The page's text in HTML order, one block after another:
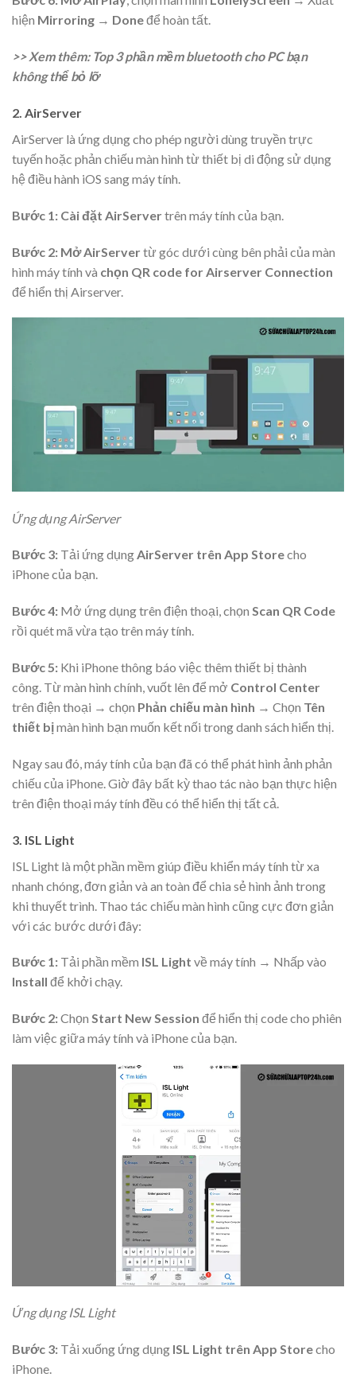
hiện Mirroring → Doneđể hoàn tất.
>> Xem thêm: Top 3 phần mềm bluetooth cho PC bạn
không thể bỏ lỡ
2. AirServer
AirServer là ứng dụng cho phép người dùng truyền trực
tuyến hoặc phản chiếu màn hình từ thiết bị di động sử dụng
hệ điều hành iOS sang máy tính.
Bước 1: Cài đặt AirServertrên máy tính của bạn.
Bước 2: Mở AirServertừ góc dưới cùng bên phải của màn
hình máy tính và chọn QR code for Airserver Connection
để hiển thị Airserver.
Ứng dụng AirServer
Bước 3: Tải ứng dụngAirServer trên App Storecho
iPhone của bạn.
Bước 4: Mở ứng dụng trên điện thoại, chọn Scan QR Code
rồi quét mã vừa tạo trên máy tính.
Bước 5: Khi iPhone thông báo việc thêm thiết bị thành
công. Từ màn hình chính, vuốt lên để mở Control Center
trên điện thoại → chọn Phản chiếu màn hình → Chọn Tên
thiết bịmàn hình bạn muốn kết nối trong danh sách hiển thị.
Ngay sau đó, máy tính của bạn đã có thể phát hình ảnh phản
chiếu của iPhone. Giờ đây bất kỳ thao tác nào bạn thực hiện
trên điện thoại máy tính đều có thể hiển thị tất cả.
3. ISL Light
ISL Light là một phần mềm giúp điều khiển máy tính từ xa
nhanh chóng, đơn giản và an toàn để chia sẻ hình ảnh trong
khi thuyết trình. Thao tác chiếu màn hình cũng cực đơn giản
với các bước dưới đây:
Bước 1: Tải phần mềm ISL Light về máy tính → Nhấp vào
Install để khởi chạy.
Bước 2:Chọn Start New Session để hiển thị code cho phiên
làm việc giữa máy tính và iPhone của bạn.
Ứng dụng ISL Light
Bước 3: Tải xuống ứng dụng ISL Light trên App Storecho
iPhone.